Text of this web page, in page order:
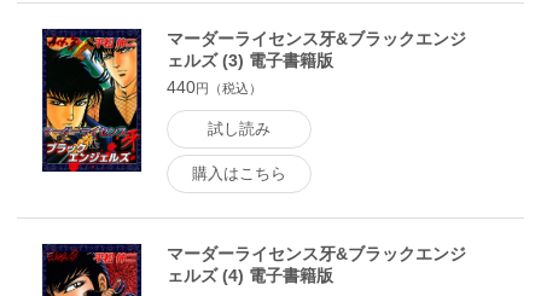
マーダーライセンス牙&ブラックエンジ
ェルズ (3) 電子書籍版
440円（税込）
試し読み
購入はこちら
マーダーライセンス牙&ブラックエンジ
ェルズ (4) 電子書籍版